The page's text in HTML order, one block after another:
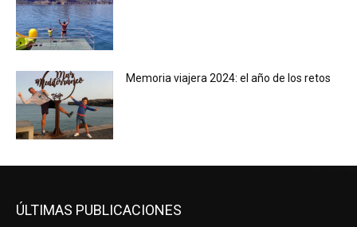
Memoria viajera 2024: el año de los retos
ÚLTIMAS PUBLICACIONES